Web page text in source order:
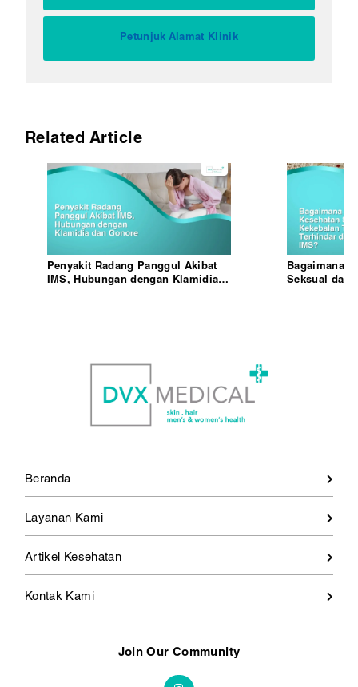
Petunjuk Alamat Klinik
Related Article
Penyakit Radang Panggul Akibat
IMS, Hubungan dengan Klamidia
Bagaimana
Seksual dan
Beranda
Layanan Kami
Artikel Kesehatan
Kontak Kami
Join Our Community